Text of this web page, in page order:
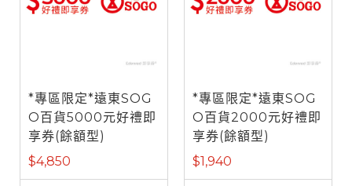
*專區限定*遠東SOG
O百貨5000元好禮即
享券(餘額型)
$4,850
*專區限定*遠東SOG
O百貨2000元好禮即
享券(餘額型)
$1,940